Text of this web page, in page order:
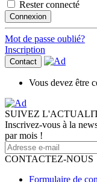
Rester connecté
Connexion
Mot de passe oublié?
Inscription
Contact
Vous devez être
SUIVEZ
Inscrivez-vous à la
par mois !
CONTACTEZ-NOUS
Formulaire de